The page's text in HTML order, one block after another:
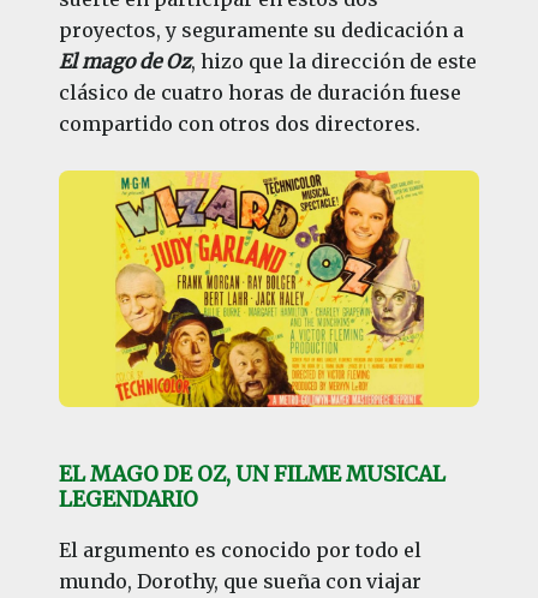
proyectos, y seguramente su dedicación a
El mago de Oz, hizo que la dirección de este
clásico de cuatro horas de duración fuese
compartido con otros dos directores.
EL MAGO DE OZ, UN FILME MUSICAL
LEGENDARIO
El argumento es conocido por todo el
mundo, Dorothy, que sueña con viajar